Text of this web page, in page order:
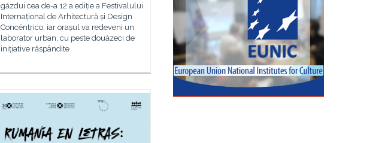
găzdui cea de-a 12 a ediție a Festivalului
Internațional de Arhitectură și Design
Concéntrico, iar orașul va redeveni un
laborator urban, cu peste douăzeci de
inițiative răspândite